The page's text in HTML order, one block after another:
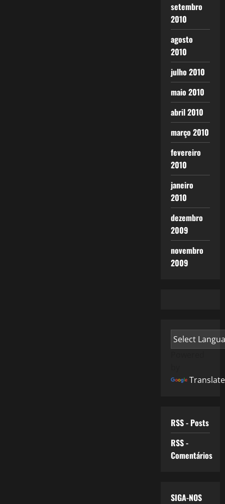
setembro
2010
agosto
2010
julho 2010
maio 2010
abril 2010
março 2010
fevereiro
2010
janeiro
2010
dezembro
2009
novembro
2009
Translate
RSS - Posts
RSS -
Comentários
SIGA-NOS